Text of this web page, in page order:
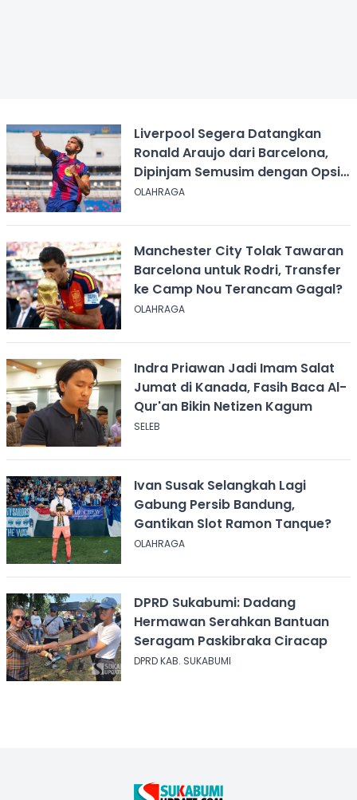
Liverpool Segera Datangkan
Ronald Araujo dari Barcelona,
Dipinjam Semusim dengan Opsi
Permanen?
OLAHRAGA
Manchester City Tolak Tawaran
Barcelona untuk Rodri, Transfer
ke Camp Nou Terancam Gagal?
OLAHRAGA
Indra Priawan Jadi Imam Salat
Jumat di Kanada, Fasih Baca Al-
Qur'an Bikin Netizen Kagum
SELEB
Ivan Susak Selangkah Lagi
Gabung Persib Bandung,
Gantikan Slot Ramon Tanque?
OLAHRAGA
DPRD Sukabumi: Dadang
Hermawan Serahkan Bantuan
Seragam Paskibraka Ciracap
DPRD KAB. SUKABUMI